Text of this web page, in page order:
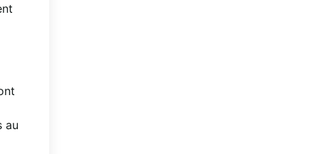
au